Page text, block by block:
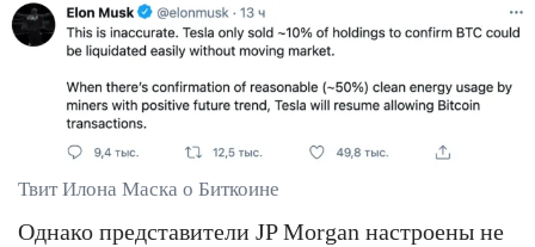
Твит Илона Маска о Биткоине
Однако представители JP Morgan настроены не